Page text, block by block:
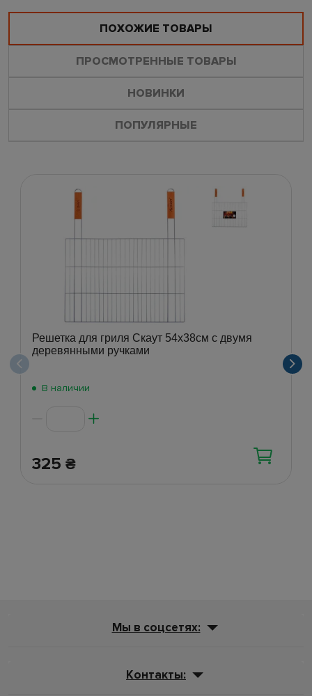
ПОХОЖИЕ ТОВАРЫ
ПРОСМОТРЕННЫЕ ТОВАРЫ
НОВИНКИ
ПОПУЛЯРНЫЕ
Решетка для гриля Скаут 54х38см с двумя
деревянными ручками
В наличии
325 ₴
Мы в соцсетях:
Контакты: